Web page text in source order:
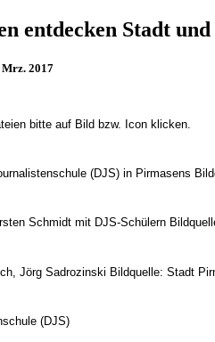
entdecken Stadt und
Mrz. 2017
bitte auf Bild bzw. Icon klicken.
(DJS) in Pirmasens
Schmidt mit DJS-Schülern
Jörg Sadrozinski Bildquelle: Stadt
(DJS)